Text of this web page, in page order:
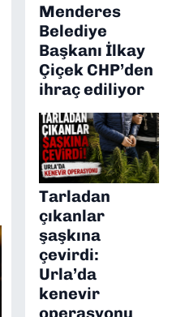
Menderes
Belediye
Başkanı İlkay
Çiçek CHP’den
ihraç ediliyor
Tarladan
çıkanlar
şaşkına
çevirdi:
Urla’da
kenevir
operasyonu